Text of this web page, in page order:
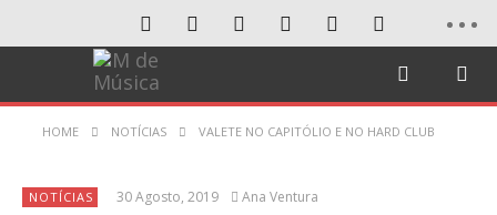
HOME NOTÍCIAS VALETE NO CAPITÓLIO E NO HARD CLUB
NOTÍCIAS 30 Agosto, 2019 Ana Ventura